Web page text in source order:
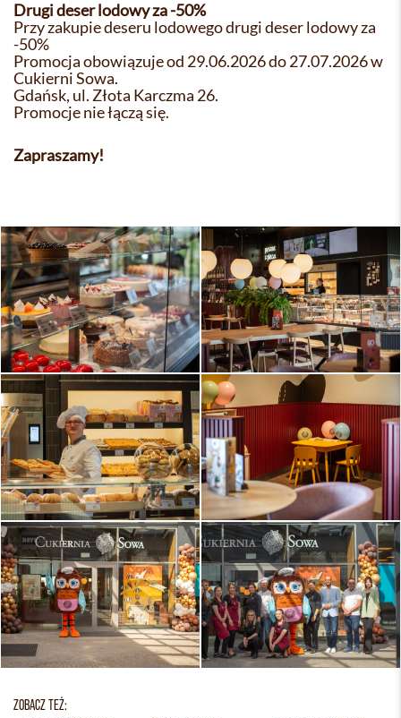
Drugi deser lodowy za -50%
Przy zakupie deseru lodowego drugi deser lodowy za
-50%
Promocja obowiązuje od 29.06.2026 do 27.07.2026 w
Cukierni Sowa.
Gdańsk, ul. Złota Karczma 26.
Promocje nie łączą się.
Zapraszamy!
ZOBACZ TEŻ: